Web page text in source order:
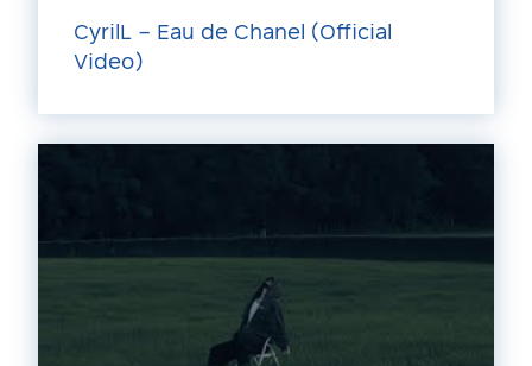
CyrilL – Eau de Chanel (Official
Video)